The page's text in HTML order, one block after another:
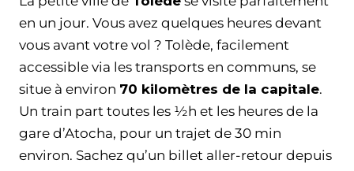
en un jour. Vous avez quelques heures devant
vous avant votre vol ? Tolède, facilement
accessible via les transports en communs, se
situe à environ 70 kilomètres de la capitale.
Un train part toutes les ½h et les heures de la
gare d’Atocha, pour un trajet de 30 min
environ. Sachez qu’un billet aller-retour depuis